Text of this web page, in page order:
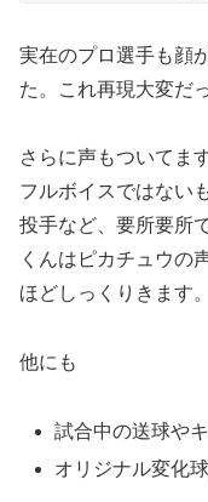
実在のプロ選手も顔
た。これ再現大変だ
さらに声もついてます
フルボイスではない
投手など、要所要所
くんはピカチュウの
ほどしっくりきます。
他にも
試合中の送球や
オリジナル変化